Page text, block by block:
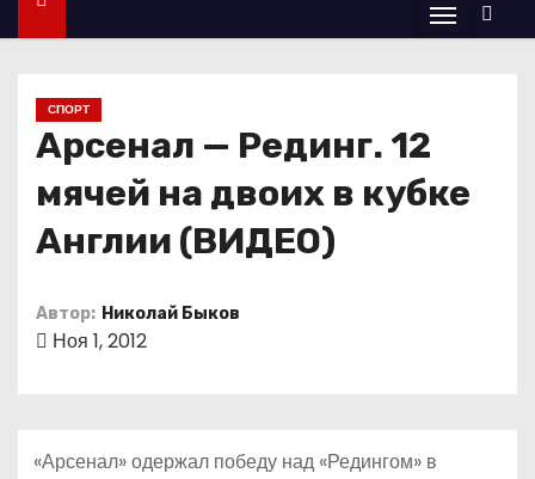
СПОРТ
Арсенал — Рединг. 12
мячей на двоих в кубке
Англии (ВИДЕО)
Автор: Николай Быков
Ноя 1, 2012
«Арсенал» одержал победу над «Редингом» в